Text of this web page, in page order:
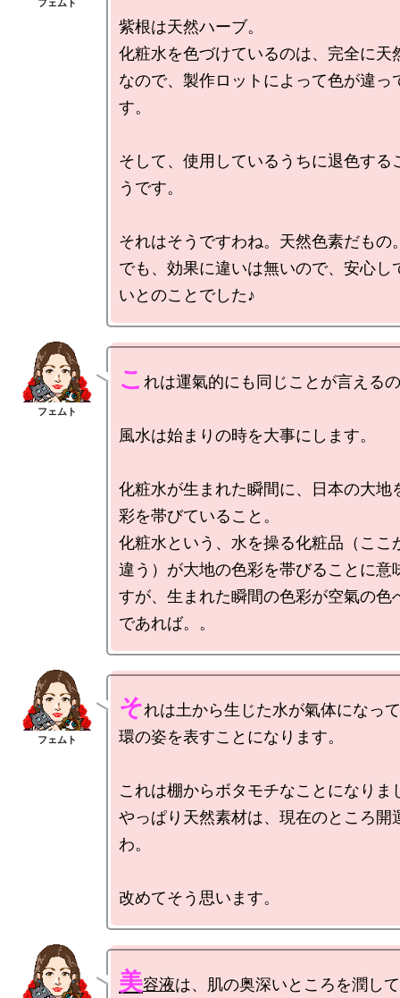
紫根は天然ハーブ。
化粧水を色づけているのは、完全に天
なので、製作ロットによって色が違っ
す。
そして、使用しているうちに退色する
うです。
それはそうですわね。天然色素だもの
でも、効果に違いは無いので、安心し
こ れは運氣的にも同じことが言える
風水は始まりの時を大事にします。
化粧水が生まれた瞬間に、日本の大地
彩を帯びていること。
化粧水という、水を操る化粧品（ここ
違う）が大地の色彩を帯びることに意
すが、生まれた瞬間の色彩が空氣の色
それは土から生じた水が氣体になっ
環の姿を表すことになります。
これは棚からボタモチなことになりま
やっぱり天然素材は、現在のところ開
わ。
美容液は、肌の奥深いところを潤し